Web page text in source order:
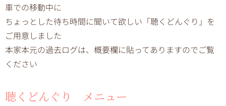
車での移動中に
ちょっとした待ち時間に聞いて欲しい「聴くどんぐり」を
ご用意しました
本家本元の過去ログは、概要欄に貼ってありますのでご覧
ください
聴くどんぐり メニュー